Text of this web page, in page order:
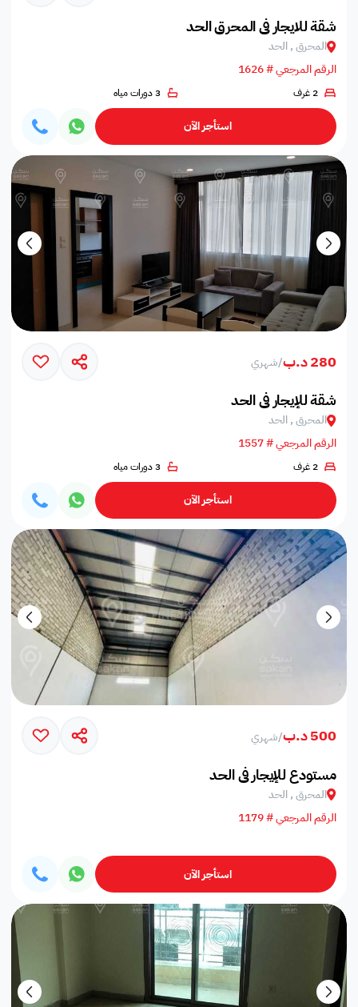
شقة للايجار في المحرق الحد
المحرق , الحد
الرقم المرجعي # 1626
2 غرف 3 دورات مياه
استأجر الآن
280 د.ب /شهري
شقة للإيجار في الحد
المحرق , الحد
الرقم المرجعي # 1557
2 غرف 3 دورات مياه
استأجر الآن
500 د.ب /شهري
مستودع للإيجار في الحد
المحرق , الحد
الرقم المرجعي # 1179
استأجر الآن